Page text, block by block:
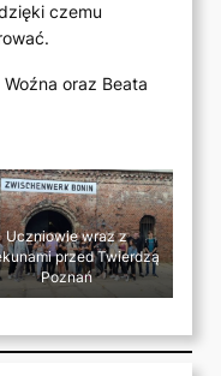
czemu
oraz Beata
Uczniowie wraz z
przed Twierdzą
Poznań